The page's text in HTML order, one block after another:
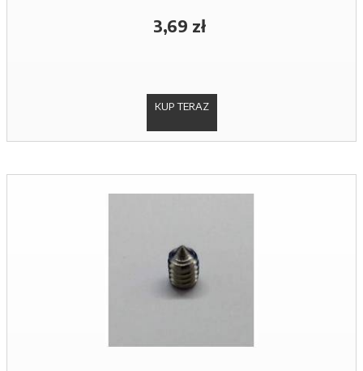
3,69 zł
KUP TERAZ